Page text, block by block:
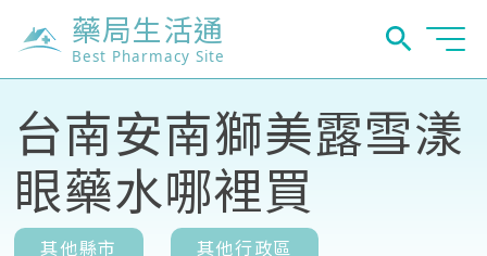
藥局生活通
Best Pharmacy Site
台南安南獅美露雪漾
眼藥水哪裡買
其他縣市 其他行政區